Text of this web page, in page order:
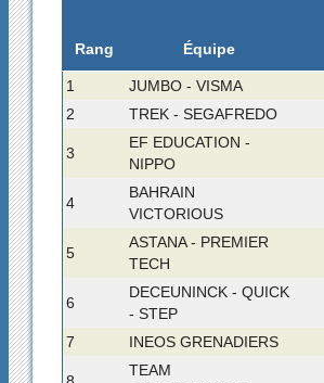
Rang Équipe
1 JUMBO - VISMA
2
TREK - SEGAFREDO
3
EF EDUCATION -
NIPPO
4
BAHRAIN
VICTORIOUS
5
ASTANA - PREMIER
TECH
6
DECEUNINCK - QUICK
- STEP
7 INEOS GRENADIERS
TEAM